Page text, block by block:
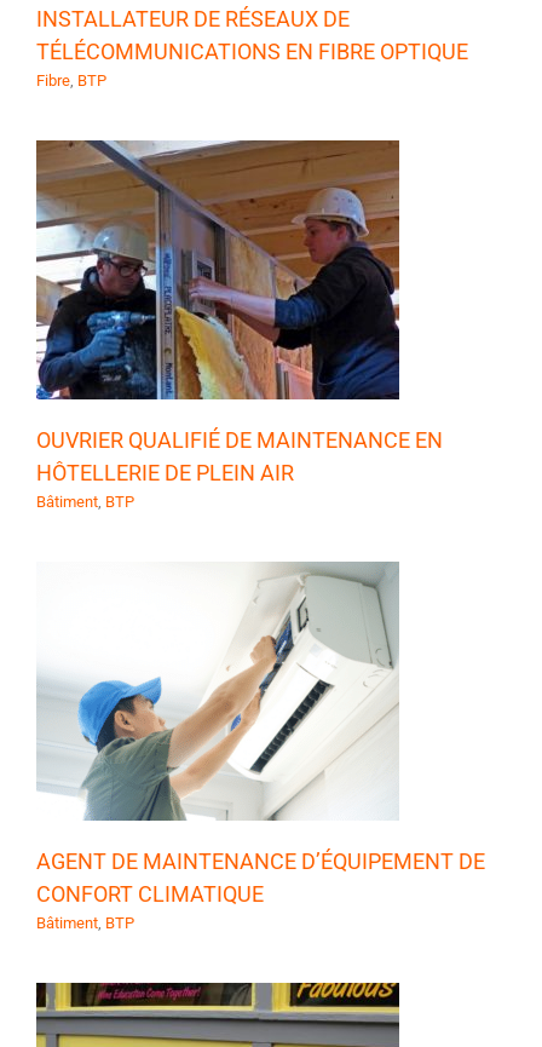
INSTALLATEUR DE RÉSEAUX DE
TÉLÉCOMMUNICATIONS EN FIBRE OPTIQUE
Fibre, BTP
OUVRIER QUALIFIÉ DE MAINTENANCE EN
HÔTELLERIE DE PLEIN AIR
Bâtiment, BTP
AGENT DE MAINTENANCE D’ÉQUIPEMENT DE
CONFORT CLIMATIQUE
Bâtiment, BTP